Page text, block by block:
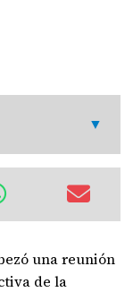
una reunión
de la